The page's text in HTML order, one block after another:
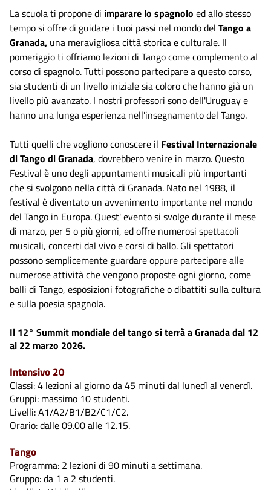
La scuola ti propone di imparare lo spagnolo ed allo stesso
tempo si offre di guidare i tuoi passi nel mondo del Tango a
Granada, una meravigliosa città storica e culturale. Il
pomeriggio ti offriamo lezioni di Tango come complemento al
corso di spagnolo. Tutti possono partecipare a questo corso,
sia studenti di un livello iniziale sia coloro che hanno già un
livello più avanzato. I nostri professori sono dell'Uruguay e
hanno una lunga esperienza nell'insegnamento del Tango.
Tutti quelli che vogliono conoscere il Festival Internazionale
di Tango di Granada, dovrebbero venire in marzo. Questo
Festival è uno degli appuntamenti musicali più importanti
che si svolgono nella città di Granada. Nato nel 1988, il
festival è diventato un avvenimento importante nel mondo
del Tango in Europa. Quest' evento si svolge durante il mese
di marzo, per 5 o più giorni, ed offre numerosi spettacoli
musicali, concerti dal vivo e corsi di ballo. Gli spettatori
possono semplicemente guardare oppure partecipare alle
numerose attività che vengono proposte ogni giorno, come
balli di Tango, esposizioni fotografiche o dibattiti sulla cultura
e sulla poesia spagnola.
Il 12° Summit mondiale del tango si terrà a Granada dal 12
al 22 marzo 2026.
Intensivo 20
Classi: 4 lezioni al giorno da 45 minuti dal lunedì al venerdì.
Gruppi: massimo 10 studenti.
Livelli: A1/A2/B1/B2/C1/C2.
Orario: dalle 09.00 alle 12.15.
Tango
Programma: 2 lezioni di 90 minuti a settimana.
Gruppo: da 1 a 2 studenti.